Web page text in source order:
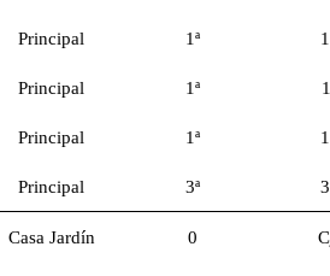
Principal 1ª
Principal 1ª
Principal 1ª
Principal 3ª
Casa Jardín 0